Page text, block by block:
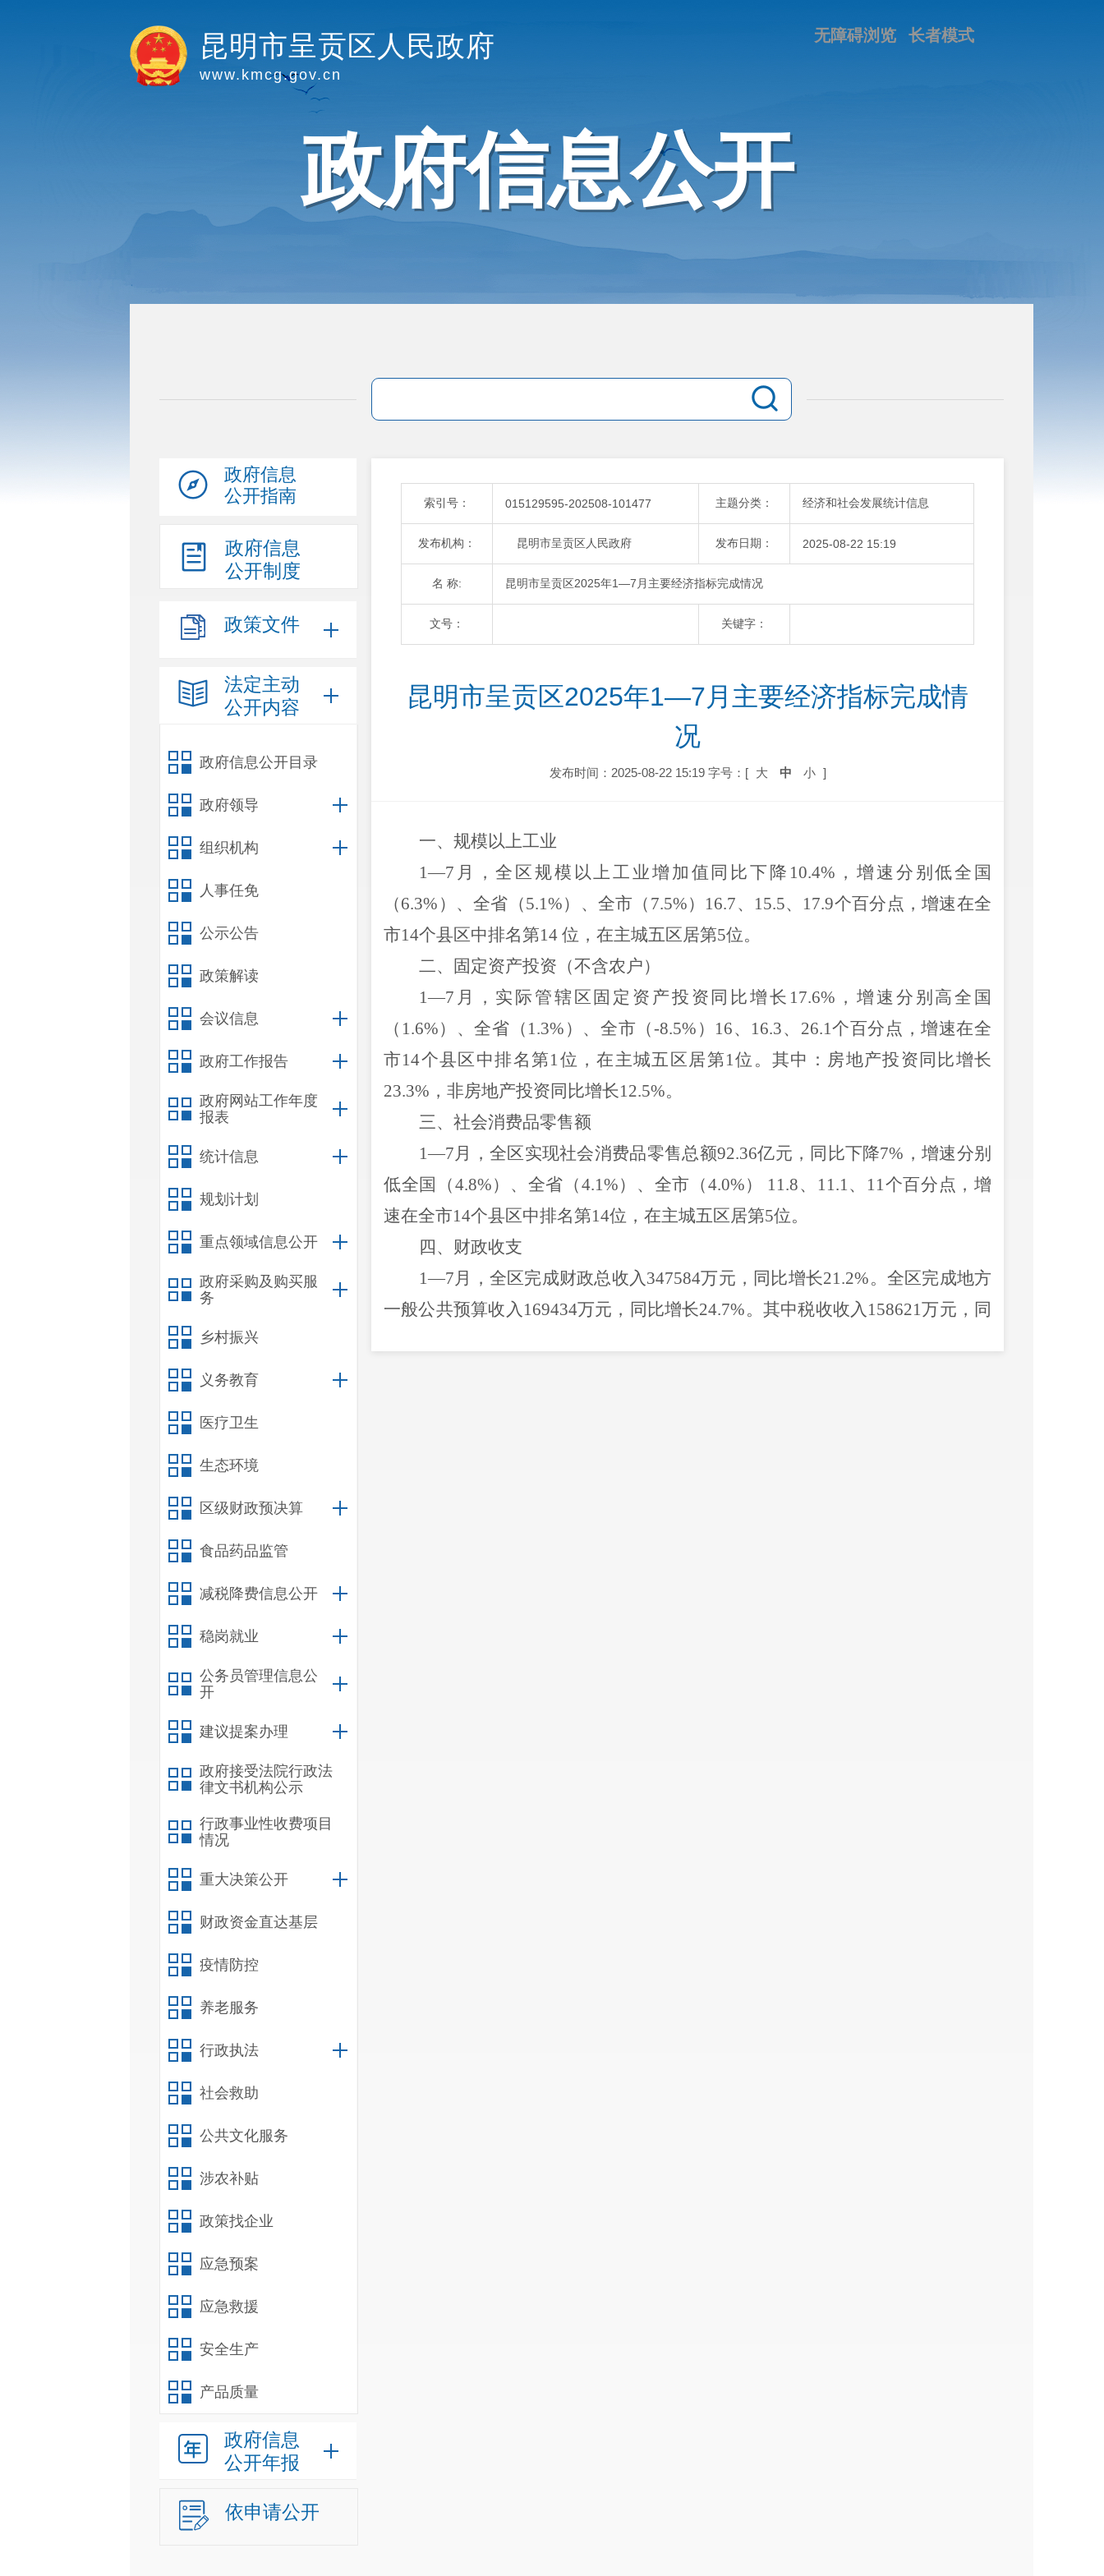
昆明市呈贡区人民政府
www.kmcg.gov.cn
长者模式
无障碍浏览
政府信息公开
政府信息
公开指南
政府信息
公开制度
政策文件
法定主动
公开内容
政府信息公开目录
政府领导
组织机构
人事任免
公示公告
政策解读
会议信息
政府工作报告
政府网站工作年度
报表
统计信息
规划计划
重点领域信息公开
政府采购及购买服
务
乡村振兴
义务教育
医疗卫生
生态环境
区级财政预决算
食品药品监管
减税降费信息公开
稳岗就业
公务员管理信息公
开
建议提案办理
政府接受法院行政法
律文书机构公示
行政事业性收费项目
情况
重大决策公开
财政资金直达基层
疫情防控
养老服务
行政执法
社会救助
公共文化服务
涉农补贴
政策找企业
应急预案
应急救援
安全生产
产品质量
政府信息
公开年报
依申请公开
索引号： 015129595-202508-101477 主题分类： 经济和社会发展统计信息
发布机构： 昆明市呈贡区人民政府 发布日期： 2025-08-22 15:19
名 称: 昆明市呈贡区2025年1—7月主要经济指标完成情况
文号： 关键字：
昆明市呈贡区2025年1—7月主要经济指标完成情
况
发布时间：2025-08-22 15:19 字号：[ 大 中 小 ]
一、 规模以上工业
1—7 月 ，全区规模以上工业增加值同比下降 10.4% ，增速分别低全国
（6.3% ）、全省（5.1%）、全市（ 7.5%） 16.7、 15.5、 17.9个百分点，增速在全
市14个县区中排名第14 位 ， 在主城五区居第5位。
二、 固定资产投资 （不含农户）
1—7 月 ，实际管辖区固定资产投资同比增长 17.6% ，增速分别 高全国
（ 1.6%）、全省（ 1.3% ）、全市（-8.5% ） 16、 16.3、 26.1个百分点，增速在全
市14个县区中排名第1位 ，在主城五区居第1位。其中：房地产投资同比增长
23.3% ，非房地产投资同比增长12.5%。
三、 社会消费品零售额
1—7月 ，全区实现社会消费品零售总额92.36亿元，同比下降7% ，增速分别
低全国（4.8%）、全省（4.1%）、全市（4.0%） 11.8、 11.1、 11个百分点，增
速在全市14个县区中排名第14位 ， 在主城五区居第5位。
四、财政收支
1—7月 ， 全区完成财政总收入347584万元，同比增长21.2%。全区完成地方
一般公共预算收入 169434万元，同比增长24.7%。其中税收收入 158621万元，同